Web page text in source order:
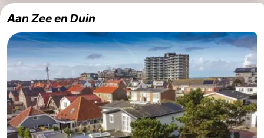
faire
d'intérêt
-
Musées
-
Monuments
Points
de
Attractions
-
Aan Zee en Duin